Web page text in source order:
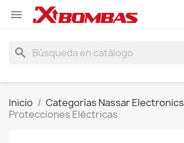

search
Inicio
Categorías Nassar Electronics
Protecciones Eléctricas